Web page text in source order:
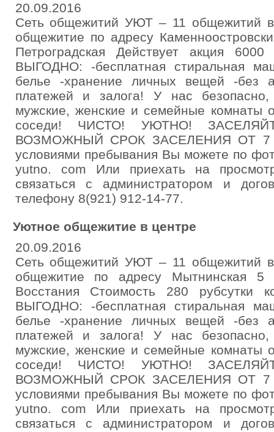
20.09.2016
Сеть общежитий УЮТ – 11 общежитий
общежитие по адресу
Петроградская Действует акция
ВЫГОДНО: -бесплатная стиральная
белье -хранение личных вещей -без
платежей и залога! У нас
мужские, женские и семейные комнаты
соседи! ЧИСТО! УЮТНО!
ВОЗМОЖНЫЙ СРОК ЗАСЕЛЕНИЯ ОТ 7
условиями пребывания Вы можете по
yutno. com Или приехать на
связаться с администратором и
телефону 8(921) 912-14-77.
Уютное общежитие в центре
20.09.2016
Сеть общежитий УЮТ – 11 общежитий
общежитие по адресу Мытнинская
Восстания Стоимость 280 рубсутки
ВЫГОДНО: -бесплатная стиральная
белье -хранение личных вещей -без
платежей и залога! У нас
мужские, женские и семейные комнаты
соседи! ЧИСТО! УЮТНО!
ВОЗМОЖНЫЙ СРОК ЗАСЕЛЕНИЯ ОТ 7
условиями пребывания Вы можете по
yutno. com Или приехать на
связаться с администратором и